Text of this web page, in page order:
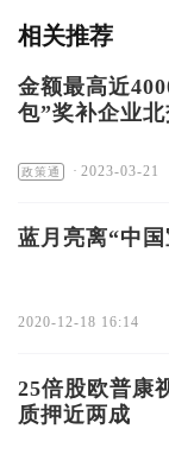
相关推荐
金额最高近
包”奖补企业北
政策通 · 2023-03-21
蓝月亮离“中
2020-12-18 16:14
25倍股欧普康
质押近两成